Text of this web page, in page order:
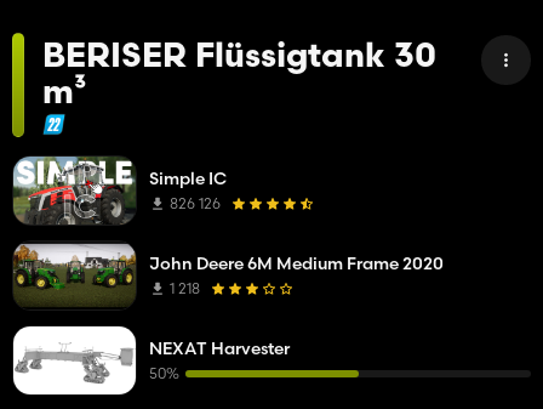
BERISER Flüssigtank 30
m³
Simple IC
826 126
John Deere 6M Medium Frame 2020
1 218
NEXAT Harvester
50%